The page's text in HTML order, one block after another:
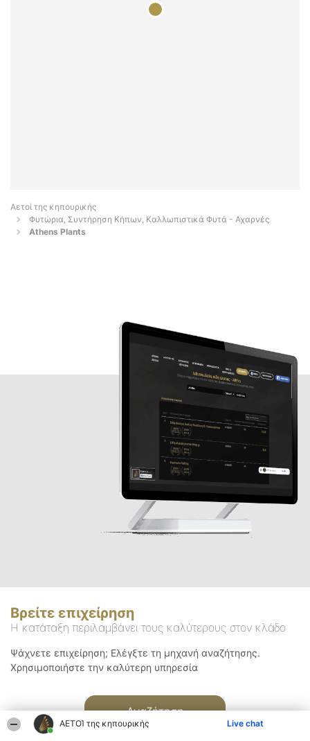
ΑΕΤΟΊ της κηπουρικής Live chat
Αετοί της κηπουρικής
Φυτώρια, Συντήρηση Κήπων, Καλλωπιστικά Φυτά - Αχαρνές
Athens Plants
Βρείτε επιχείρηση
Η κατάταξη περιλαμβάνει τους καλύτερους στον κλάδο
Ψάχνετε επιχείρηση; Ελέγξτε τη μηχανή αναζήτησης.
Χρησιμοποιήστε την καλύτερη υπηρεσία
Αναζήτηση